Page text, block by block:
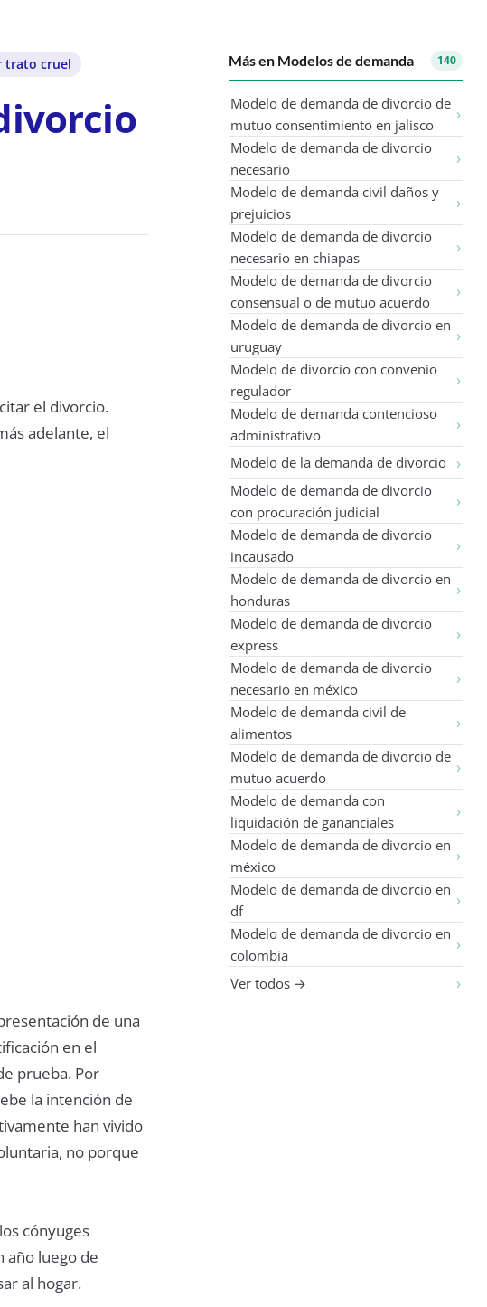
trato cruel
el divorcio.
adelante, el
de una
en el
prueba. Por
la intención de
han vivido
no porque
cónyuges
luego de
al hogar.
Más en Modelos de demanda 140
Modelo de demanda de divorcio de
mutuo consentimiento en jalisco
Modelo de demanda de divorcio
necesario
Modelo de demanda civil daños y
prejuicios
Modelo de demanda de divorcio
necesario en chiapas
Modelo de demanda de divorcio
consensual o de mutuo acuerdo
Modelo de demanda de divorcio en
uruguay
Modelo de divorcio con convenio
regulador
Modelo de demanda contencioso
administrativo
Modelo de la demanda de divorcio
Modelo de demanda de divorcio
con procuración judicial
Modelo de demanda de divorcio
incausado
Modelo de demanda de divorcio en
honduras
Modelo de demanda de divorcio
express
Modelo de demanda de divorcio
necesario en méxico
Modelo de demanda civil de
alimentos
Modelo de demanda de divorcio de
mutuo acuerdo
Modelo de demanda con
liquidación de gananciales
Modelo de demanda de divorcio en
méxico
Modelo de demanda de divorcio en
df
Modelo de demanda de divorcio en
colombia
Ver todos →